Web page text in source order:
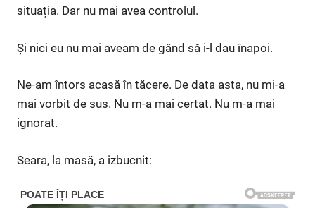
situația. Dar nu mai avea controlul.
Și nici eu nu mai aveam de gând să i-l dau înapoi.
Ne-am întors acasă în tăcere. De data asta, nu mi-a
mai vorbit de sus. Nu m-a mai certat. Nu m-a mai
ignorat.
Seara, la masă, a izbucnit: